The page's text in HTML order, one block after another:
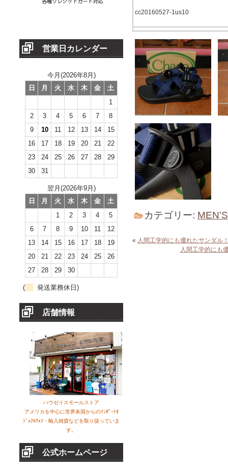
営業日カレンダー
今月(2026年8月)
日
月 火 水 木 金
土
1
2
3 4 5 6 7
8
9
10 11 12 13 14
15
16
17 18 19 20 21
22
23
24 25 26 27 28
29
30
31
翌月(2026年9月)
日
月 火 水 木 金
土
1
2 3 4
5
6
7 8 9 10 11
12
13
14 15 16 17 18
19
20
21 22 23 24 25
26
27
28 29 30
( 発送業務休日)
店舗情報
ハウゼイスモールストア
アメリカを中心に世界各国からのｲﾝﾎﾟｰﾄｶ
ｼﾞｭｱﾙｳｪｱ・輸入雑貨などを取り扱っていま
す。
公式ホームページ
cc20160527-1us10
カテゴリー:
« 人間工学的にも優れたサンダル
人間工学的にも